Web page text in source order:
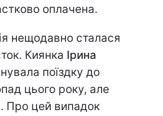
оплачена.
нещодавно сталася
Киянка Ірина
поїздку до
цього року, але
Про цей випадок